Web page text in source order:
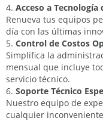
Acceso a Tecnología
Renueva tus equipos
día con las últimas
Control de Costos
Simplifica la
mensual que incluye
servicio técnico.
Soporte Técnico
Nuestro equipo de
cualquier